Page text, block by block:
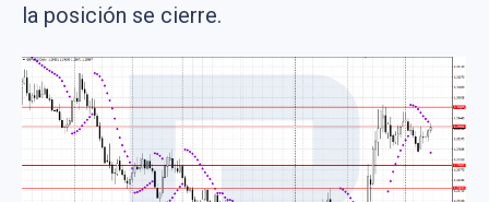
la posición se cierre.